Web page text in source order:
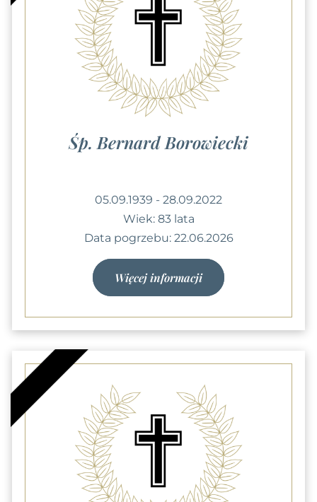
Śp. Bernard Borowiecki
05.09.1939 - 28.09.2022
Wiek: 83 lata
Data pogrzebu: 22.06.2026
Więcej informacji